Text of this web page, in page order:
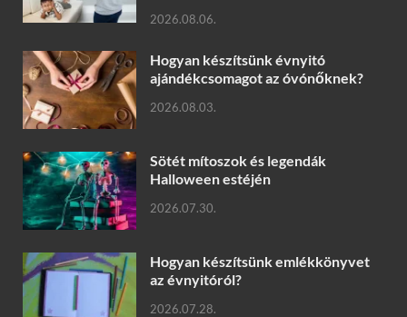
2026.08.06.
Hogyan készítsünk évnyitó
ajándékcsomagot az óvónőknek?
2026.08.03.
Sötét mítoszok és legendák
Halloween estéjén
2026.07.30.
Hogyan készítsünk emlékkönyvet
az évnyitóról?
2026.07.28.